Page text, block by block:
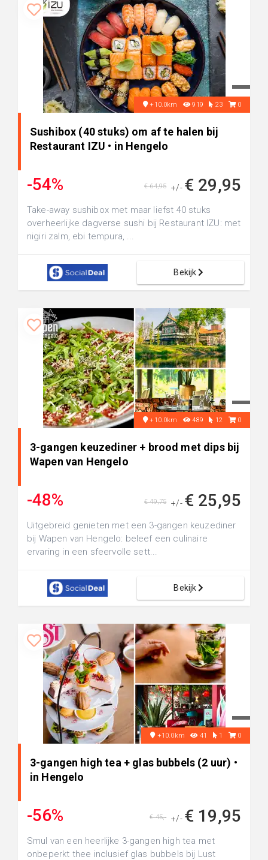
+10.0km 919 23 0
Sushibox (40 stuks) om af te halen bij
Restaurant IZU • in Hengelo
-54% +/- € 29,95
€ 64,95
Take-away sushibox met maar liefst 40 stuks
overheerlijke dagverse sushi bij Restaurant IZU: met
nigiri zalm, ebi tempura, ...
Bekijk
+10.0km 489 12 0
3-gangen keuzediner + brood met dips bij
Wapen van Hengelo
-48% +/- € 25,95
€ 49,75
Uitgebreid genieten met een 3-gangen keuzediner
bij Wapen van Hengelo: beleef een culinaire
ervaring in een sfeervolle sett...
Bekijk
+10.0km 41 1 0
3-gangen high tea + glas bubbels (2 uur) •
in Hengelo
-56% +/- € 19,95
€ 45,-
Smul van een heerlijke 3-gangen high tea met
onbeperkt thee inclusief glas bubbels bij Lust